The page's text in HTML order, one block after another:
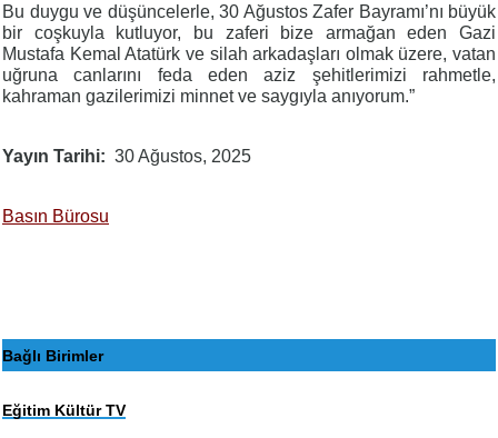
Bu duygu ve düşüncelerle, 30 Ağustos Zafer Bayramı’nı büyük
bir coşkuyla kutluyor, bu zaferi bize armağan eden Gazi
Mustafa Kemal Atatürk ve silah arkadaşları olmak üzere, vatan
uğruna canlarını feda eden aziz şehitlerimizi rahmetle,
kahraman gazilerimizi minnet ve saygıyla anıyorum.”
Yayın Tarihi 30 Ağustos, 2025
Basın Bürosu
Bağlı Birimler
Eğitim Kültür TV